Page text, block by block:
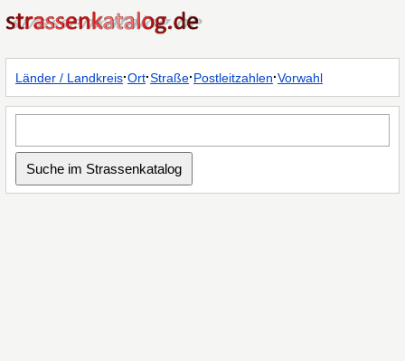
Länder / Landkreis·Ort·Straße·Postleitzahlen·Vorwahl